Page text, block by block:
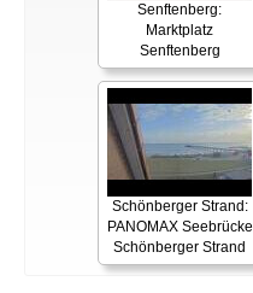
Senftenberg:
Marktplatz
Senftenberg
Schönberger Strand:
PANOMAX Seebrücke
Schönberger Strand